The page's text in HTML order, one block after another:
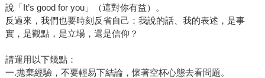
說「It’s good for you」（這對你有益）。
反過來，我們也要時刻反省自己：我說的話、我的表述，是事
實，是觀點，是立場，還是信仰？
請運用以下幾點：
一.拋棄經驗，不要輕易下結論，懷著空杯心態去看問題。